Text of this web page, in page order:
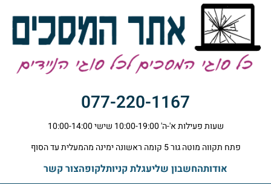
077-220-1167
שעות פעילות א'-ה' 10:00-19:00 שישי 10:00-14:00
פתח תקווה מוטה גור 5 קומה ראשונה ימינה מהמעלית עד הסוף
אודותהחשבון שליעגלת קניותלקופהצור קשר